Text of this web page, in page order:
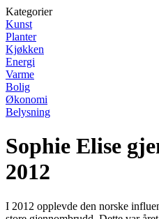
Kategorier
Kunst
Planter
Kjøkken
Energi
Varme
Bolig
Økonomi
Belysning
Sophie Elise
2012
I 2012 opplevde den norske